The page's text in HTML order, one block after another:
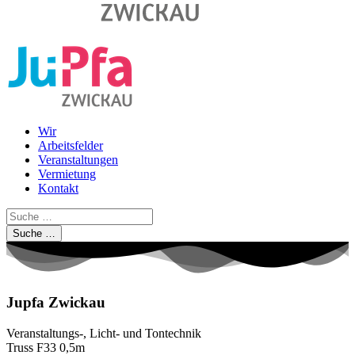
Wir
Arbeitsfelder
Veranstaltungen
Vermietung
Kontakt
Suche …
Jupfa Zwickau
Veranstaltungs-, Licht- und Tontechnik
Truss F33 0,5m